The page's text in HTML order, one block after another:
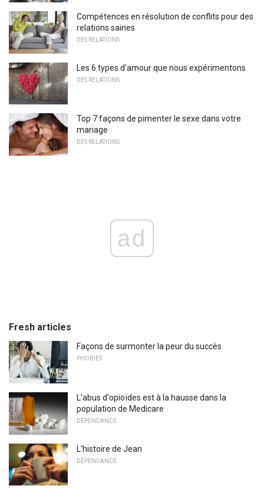
Compétences en résolution de conflits pour des
relations saines
DES RELATIONS
Les 6 types d'amour que nous expérimentons
DES RELATIONS
Top 7 façons de pimenter le sexe dans votre
mariage
DES RELATIONS
ad
Fresh articles
Façons de surmonter la peur du succès
PHOBIES
L'abus d'opioïdes est à la hausse dans la
population de Medicare
DÉPENDANCE
L'histoire de Jean
DÉPENDANCE